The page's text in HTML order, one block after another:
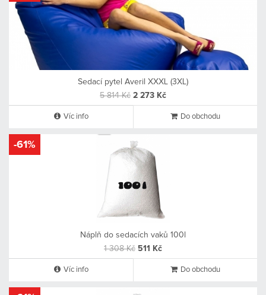
Sedací pytel Averil XXXL (3XL)
5 814 Kč 2 273 Kč
Víc info Do obchodu
-61%
Náplň do sedacích vaků 100l
1 308 Kč 511 Kč
Víc info Do obchodu